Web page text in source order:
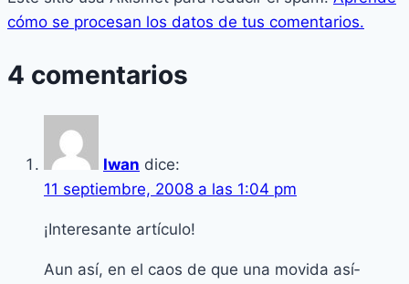
cómo se procesan los datos de tus comentarios.
4 comentarios
Iwan dice:
11 septiembre, 2008 a las 1:04 pm
¡Interesante artí­culo!
Aun así­, en el caos de que una movida así­